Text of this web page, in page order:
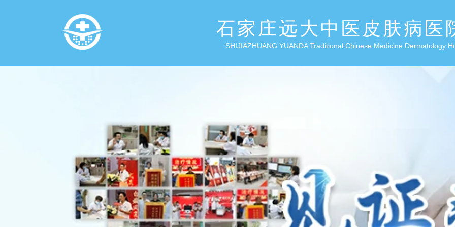
石家庄远大中医皮肤病医
SHIJIAZHUANG YUANDA Traditional Chinese Medicine Dermatology